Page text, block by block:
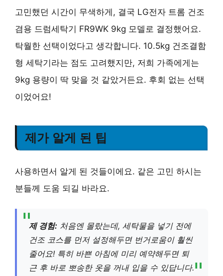
고민했던 시간이 무색하게, 결국 LG전자 트롬 건조
겸용 드럼세탁기 FR9WK 9kg 모델로 결정했어요.
탁월한 선택이었다고 생각합니다. 10.5kg 건조결함
형 세탁기라는 점도 고려했지만, 저희 가족에게는
9kg 용량이 딱 맞을 것 같았거든요. 후회 없는 선택
이었어요!
제가 알게 된 팁
사용하면서 알게 된 것들이에요. 같은 고민 하시는
분들께 도움 되길 바라요.
제 경험: 처음엔 몰랐는데, 세탁물을 넣기 전에
건조 코스를 먼저 설정해두면 번거로움이 훨씬
줄어요! 특히 바쁜 아침에 미리 예약해두면 퇴
근 후 바로 뽀송한 옷을 꺼내 입을 수 있답니다.